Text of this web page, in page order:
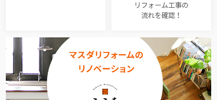
リフォーム工事の
流れを確認！